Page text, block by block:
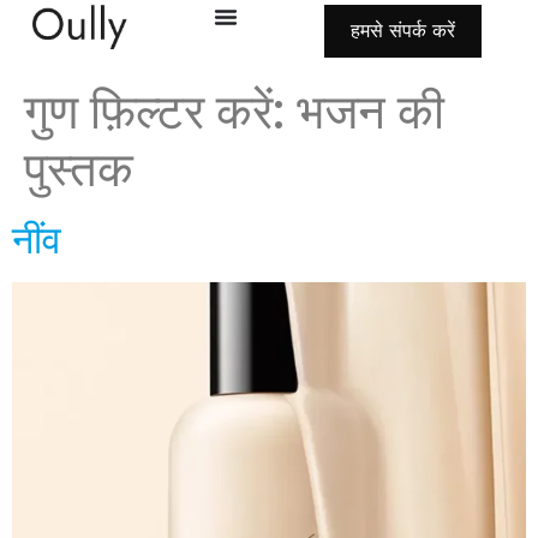
हमसे संपर्क करें
गुण फ़िल्टर करें: भजन की
पुस्तक
नींव